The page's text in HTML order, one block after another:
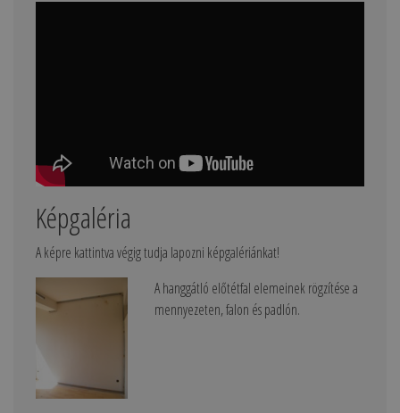
Képgaléria
A képre kattintva végig tudja lapozni képgalériánkat!
A hanggátló előtétfal elemeinek rögzítése a
mennyezeten, falon és padlón.